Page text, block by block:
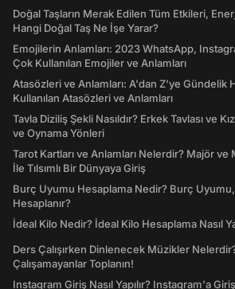
Doğal Taşların Merak Edilen Tüm Etkileri,
Hangi Doğal Taş Ne İşe Yarar?
Emojilerin Anlamları: 2023 WhatsApp,
Çok Kullanılan Emojiler ve Anlamları
Atasözleri ve Anlamları: A'dan Z'ye Gündelik
Kullanılan Atasözleri ve Anlamları
Tavla Diziliş Şekli Nasıldır? Erkek Tavlası ve
ve Oynama Yönleri
Tarot Kartları ve Anlamları Nelerdir? Majör
İle Tılsımlı Bir Dünyaya Giriş
Burç Uyumu Hesaplama Nedir? Burç
Hesaplanır?
İdeal Kilo Nedir? İdeal Kilo Hesaplama Nasıl
Ders Çalışırken Dinlenecek Müzikler
Çalışamayanlar Toplanın!
Instagram Giriş Nasıl Yapılır? Instagram'a